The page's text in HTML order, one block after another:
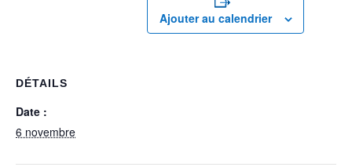
Ajouter au calendrier
DÉTAILS
Date :
6 novembre